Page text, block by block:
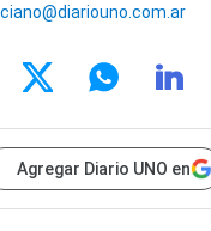
Agregar Diario UNO en